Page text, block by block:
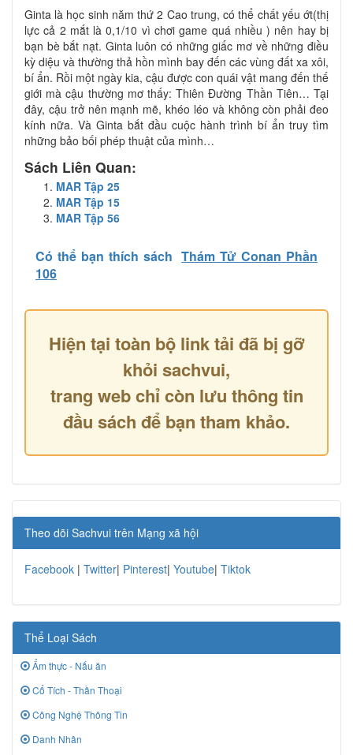
Ginta là học sinh năm thứ 2 Cao trung, có thể chất yếu ớt(thị
lực cả 2 mắt là 0,1/10 vì chơi game quá nhiều ) nên hay bị
bạn bè bắt nạt. Ginta luôn có những giấc mơ về những điều
kỳ diệu và thường thả hồn mình bay đến các vùng đất xa xôi,
bí ẩn. Rồi một ngày kia, cậu được con quái vật mang đến thế
giới mà cậu thường mơ thấy: Thiên Đường Thần Tiên… Tại
đây, cậu trở nên mạnh mẽ, khéo léo và không còn phải đeo
kính nữa. Và Ginta bắt đầu cuộc hành trình bí ẩn truy tìm
những bảo bối phép thuật của mình…
Sách Liên Quan:
MAR Tập 25
MAR Tập 15
MAR Tập 56
Có thể bạn thích sách Thám Tử Conan Phần
106
Hiện tại toàn bộ link tải đã bị gỡ
khỏi sachvui,
trang web chỉ còn lưu thông tin
đầu sách để bạn tham khảo.
Theo dõi Sachvui trên Mạng xã hội
Facebook | Twitter| Pinterest| Youtube| Tiktok
Thể Loại Sách
Ẩm thực - Nấu ăn
Cổ Tích - Thần Thoại
Công Nghệ Thông Tin
Danh Nhân